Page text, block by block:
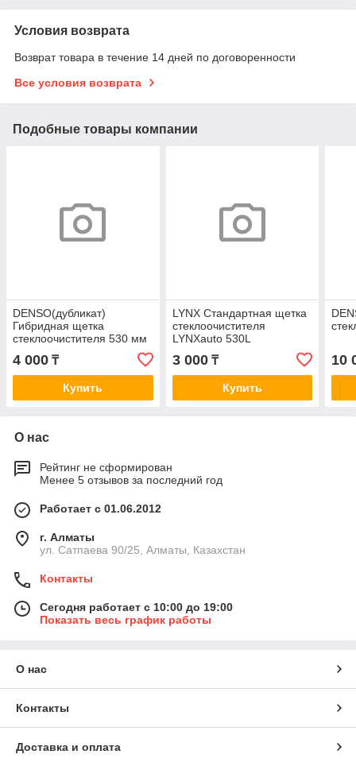
Условия возврата
Возврат товара в течение 14 дней по договоренности
Все условия возврата
Подобные товары компании
DENSO(дубликат)
Гибридная щетка
стеклоочистителя 530 мм
4 000 ₸
Купить
LYNX Стандартная щетка
стеклоочистителя
LYNXauto 530L
3 000₸
Купить
10
О нас
Рейтинг не сформирован
Менее 5 отзывов за последний год
Работает с 01.06.2012
г. Алматы
ул. Сатпаева 90/25, Алматы, Казахстан
Контакты
Сегодня работает с 10:00 до 19:00
Показать весь график работы
О нас
Контакты
Доставка и оплата